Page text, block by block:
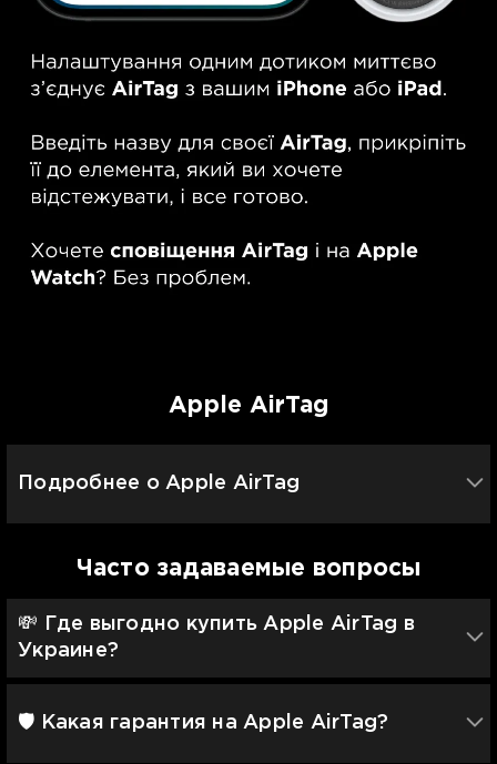
Apple AirTag
Подробнее о Apple AirTag
Часто задаваемые вопросы
💸 Где выгодно купить Apple AirTag в
Украине?
🛡 Какая гарантия на Apple AirTag?